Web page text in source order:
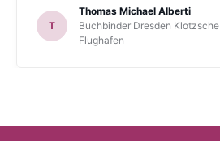
T
Thomas Michael Alberti
Buchbinder Dresden Klotzsche
Flughafen